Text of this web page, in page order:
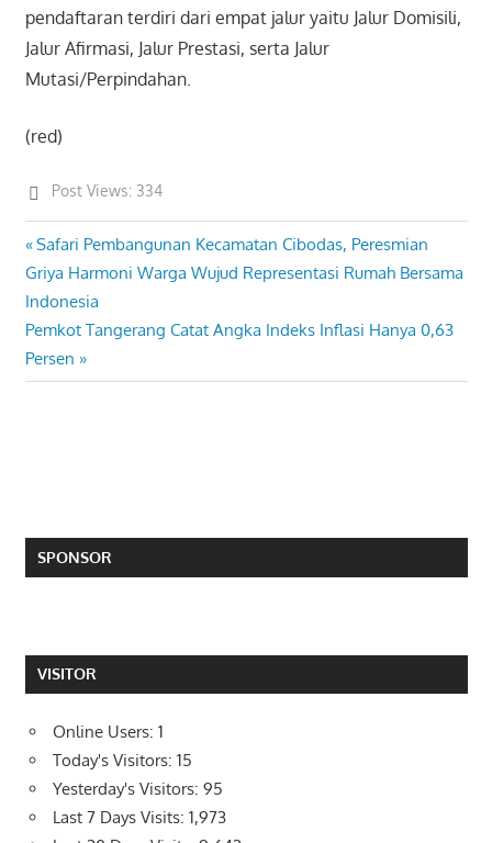
pendaftaran terdiri dari empat jalur yaitu Jalur Domisili,
Jalur Afirmasi, Jalur Prestasi, serta Jalur
Mutasi/Perpindahan.
(red)
Post Views: 334
Post
navigation
Previous
Post:
Safari Pembangunan Kecamatan Cibodas, Peresmian
Griya Harmoni Warga Wujud Representasi Rumah Bersama
Indonesia
Next
Post:
Pemkot Tangerang Catat Angka Indeks Inflasi Hanya 0,63
Persen
SPONSOR
VISITOR
Online Users: 1
Today's Visitors: 15
Yesterday's Visitors: 95
Last 7 Days Visits: 1,973